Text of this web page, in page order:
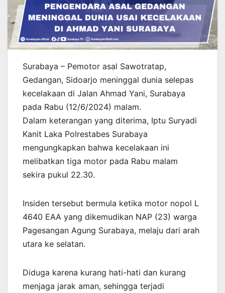
Surabaya – Pemotor asal Sawotratap,
Gedangan, Sidoarjo meninggal dunia selepas
kecelakaan di Jalan Ahmad Yani, Surabaya
pada Rabu (12/6/2024) malam.
Dalam keterangan yang diterima, Iptu Suryadi
Kanit Laka Polrestabes Surabaya
mengungkapkan bahwa kecelakaan ini
melibatkan tiga motor pada Rabu malam
sekira pukul 22.30.
Insiden tersebut bermula ketika motor nopol L
4640 EAA yang dikemudikan NAP (23) warga
Pagesangan Agung Surabaya, melaju dari arah
utara ke selatan.
Diduga karena kurang hati-hati dan kurang
menjaga jarak aman, sehingga terjadi